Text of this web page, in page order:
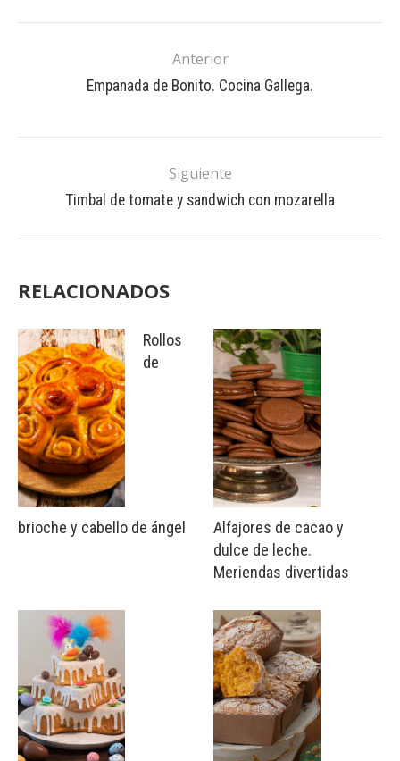
Anterior
Empanada de Bonito. Cocina Gallega.
Siguiente
Timbal de tomate y sandwich con mozarella
RELACIONADOS
Rollos
de
brioche y cabello de ángel
Alfajores de cacao y
dulce de leche.
Meriendas divertidas